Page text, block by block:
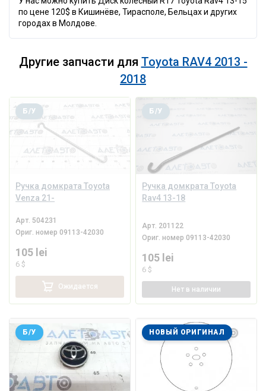
по цене 120$ в Кишинёве, Тирасполе, Бельцах и других
городах в Молдове.
Другие запчасти для Toyota RAV4 2013 -
2018
Ручка домкрата Toyota
Venza 21-
Б/У
Арт. 504231
Ориг. номер 09113-42030
105 lei
6 $
Ожидается
Ручка домкрата Toyota
Rav4 13-18
Б/У
Арт. 201122
Ориг. номер 09113-42030
105 lei
6 $
Нет в наличии
Б/У НОВЫЙ ОРИГИНАЛ